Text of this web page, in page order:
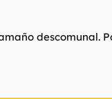
descomunal.